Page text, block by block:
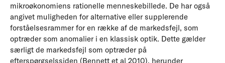
mikroøkonomiens rationelle menneskebillede. De har også
angivet muligheden for alternative eller supplerende
forståelsesrammer for en række af de markedsfejl, som
optræder som anomalier i en klassisk optik. Dette gælder
særligt de markedsfejl som optræder på
efterspørgselssiden (Bennett et al 2010), herunder